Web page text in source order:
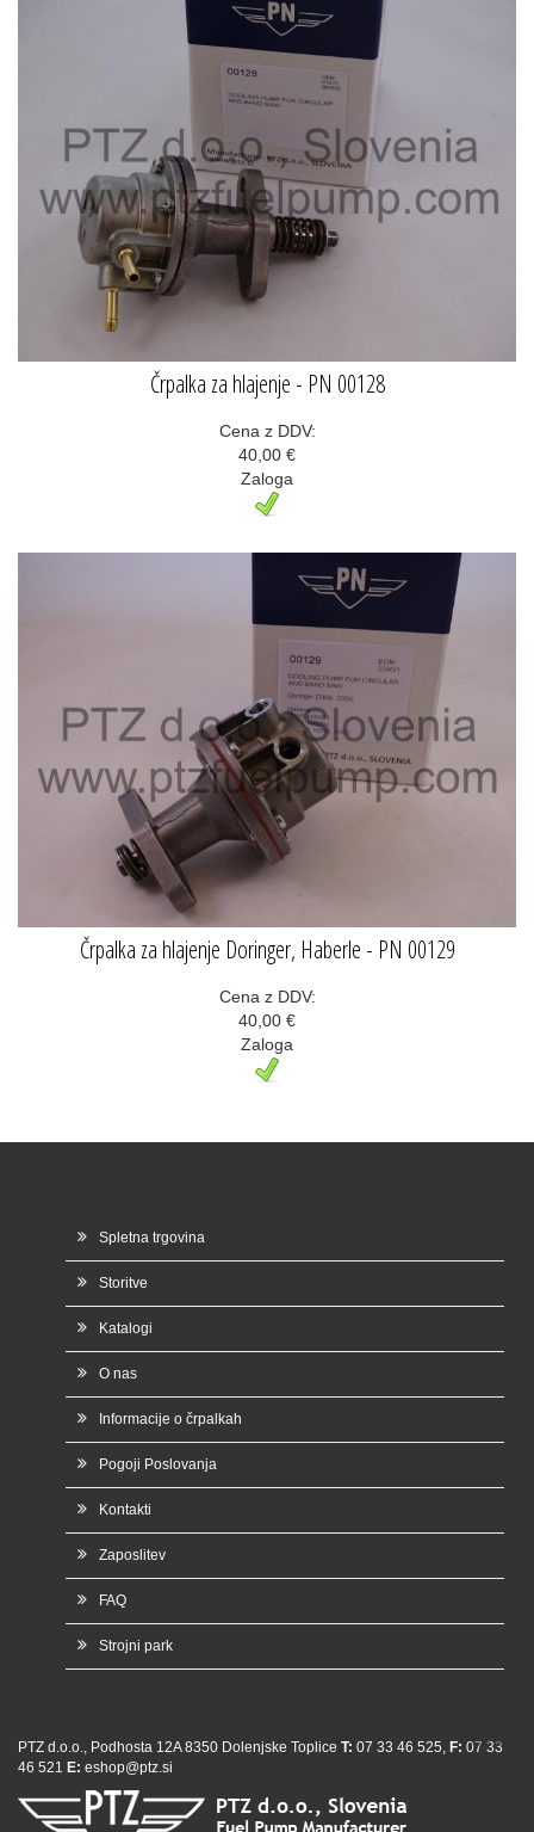
Črpalka za hlajenje - PN 00128
Cena z DDV:
40,00 €
Zaloga
Črpalka za hlajenje Doringer, Haberle - PN 00129
Cena z DDV:
40,00 €
Zaloga
Spletna trgovina
Storitve
Katalogi
O nas
Informacije o črpalkah
Pogoji Poslovanja
Kontakti
Zaposlitev
FAQ
Strojni park
PTZ d.o.o., Podhosta 12A 8350 Dolenjske Toplice T: 07 33 46 525, F: 07 33
46 521 E: eshop@ptz.si